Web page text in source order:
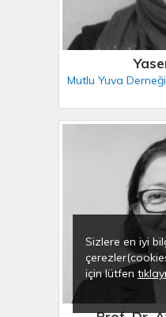
Mutlu Yuva
Sizlere en iyi
için lütfen